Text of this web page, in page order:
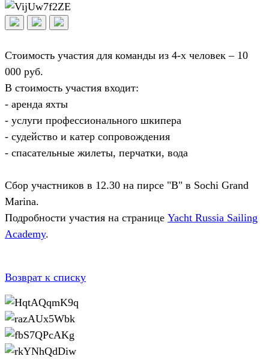
Стоимость участия для команды из 4-х человек – 10
000 руб.
В стоимость участия входит:
- аренда яхты
- услуги профессионального шкипера
- судейство и катер сопровождения
- спасательные жилеты, перчатки, вода
Сбор участников в 12.30 на пирсе "В" в Sochi Grand
Marina.
Подробности участия на странице Yacht Russia Sailing
Academy.
Возврат к списку